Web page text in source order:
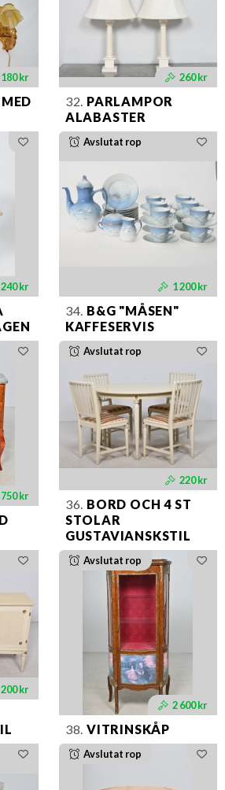
180 kr 260 kr
32. PARLAMPOR
ALABASTER
240 kr
Avslutat rop
1 200 kr
34. B&G "MÅSEN"
KAFFESERVIS
750 kr
Avslutat rop
220 kr
36. BORD OCH 4 ST
STOLAR
GUSTAVIANSKSTIL
200 kr
Avslutat rop
2 600 kr
38. VITRINSKÅP
Avslutat rop